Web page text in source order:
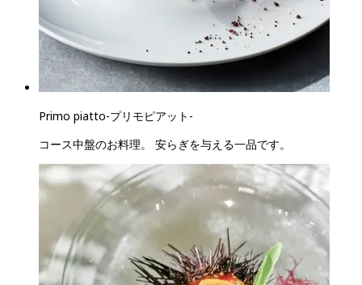
Primo piatto-プリモピアット -
コース中盤のお料理。 安らぎを与える一品です。